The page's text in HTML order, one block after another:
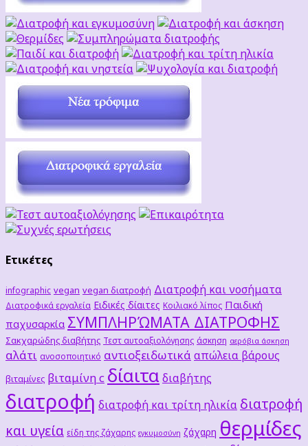
Ετικέτες
infographic vegan vegan διατροφή Διατροφή και νοσήματα
Διατροφικά εργαλεία Ειδικές δίαιτες Κοιλιακό λίπος Παιδική
παχυσαρκία ΣΥΜΠΛΗΡΏΜΑΤΑ ΔΙΑΤΡΟΦΗΣ
Σακχαρώδης διαβήτης Τεστ αυτοαξιολόγησης άσκηση αερόβια άσκηση
αλάτι ανοσοποιητικό αντιοξειδωτικά απώλεια βάρους
βιταμίνες βιταμίνη c δίαιτα διαβήτης
διατροφή διατροφή και τρίτη ηλικία διατροφή
και υγεία είδη της ζάχαρης εγκυμοσύνη ζάχαρη θερμίδες